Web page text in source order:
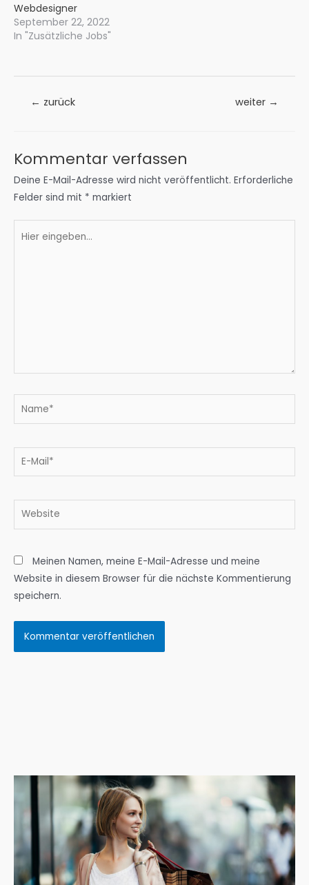
Webdesigner
September 22, 2022
In "Zusätzliche Jobs"
Beitrags-
← zurück weiter →
Kommentar verfassen
Deine E-Mail-Adresse wird nicht veröffentlicht. Erforderliche
Felder sind mit * markiert
eingeben…
Name*
E-
Website
Meinen Namen, meine E-Mail-Adresse und meine
Website in diesem Browser für die nächste Kommentierung
speichern.